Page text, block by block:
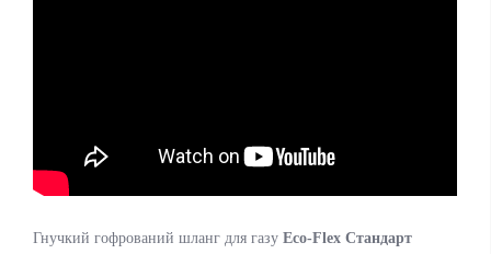
Гнучкий гофрований шланг для газу Eco-Flex Стандарт